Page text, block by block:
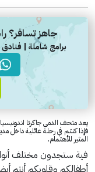
جاهز تسافر؟
برامج شاملة | فنادق |
يعد متحف الدمى جاكرتا
فإذا كنتم في رحلة عائلية داخل
المثير للأهتمام.
فية ستجدون مختلف
أطفالكم وقلوبكم أنتم